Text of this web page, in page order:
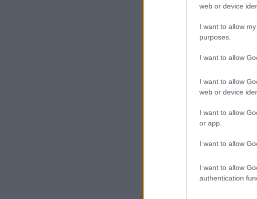
web or device
I want to allow
purposes.
I want to allow
I want to allow
web or device
I want to allow
or app.
I want to allow
I want to allow
authentication